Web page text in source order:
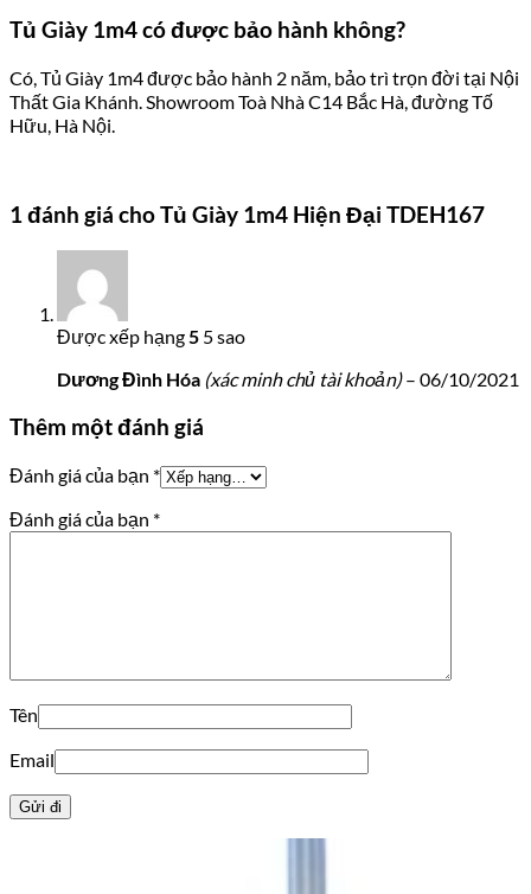
Tủ Giày 1m4 có được bảo hành không?
Có, Tủ Giày 1m4 được bảo hành 2 năm, bảo trì trọn đời tại Nội
Thất Gia Khánh. Showroom Toà Nhà C14 Bắc Hà, đường Tố
Hữu, Hà Nội.
1 đánh giá choTủ Giày 1m4 Hiện Đại TDEH167
Được xếp hạng5 5 sao
Dương Đình Hóa (xác minh chủ tài khoản) – 06/10/2021
Thêm một đánh giá
Đánh giá của bạn *
Đánh giá của bạn *
Tên
Email